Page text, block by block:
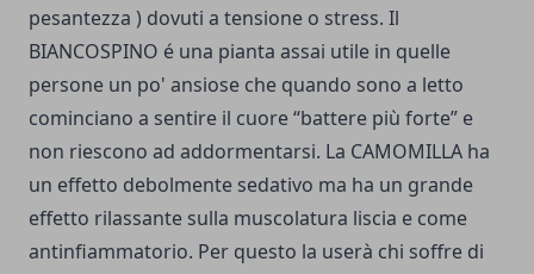
pesantezza ) dovuti a tensione o stress. Il
BIANCOSPINO é una pianta assai utile in quelle
persone un po' ansiose che quando sono a letto
cominciano a sentire il cuore “battere più forte” e
non riescono ad addormentarsi. La CAMOMILLA ha
un effetto debolmente sedativo ma ha un grande
effetto rilassante sulla muscolatura liscia e come
antinfiammatorio. Per questo la userà chi soffre di